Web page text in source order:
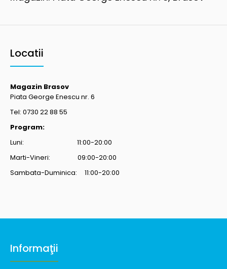
Locatii
Magazin Brasov
Piata George Enescu nr. 6
Tel: 0730 22 88 55
Program:
Luni: 11:00-20:00
Marti-Vineri: 09:00-20:00
Sambata-Duminica: 11:00-20:00
Informaţii